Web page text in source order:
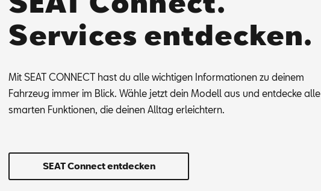
Services entdecken.
Mit SEAT CON­NECT hast du alle wich­ti­gen In­for­ma­tio­nen zu dei­nem
Fahr­zeug im­mer im Blick. Wäh­le jetzt dein Mo­dell aus und ent­de­cke alle
smar­ten Funk­tio­nen, die dei­nen All­tag er­leich­tern.
SEAT Connect entdecken